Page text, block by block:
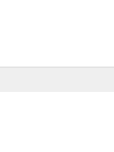
5:52